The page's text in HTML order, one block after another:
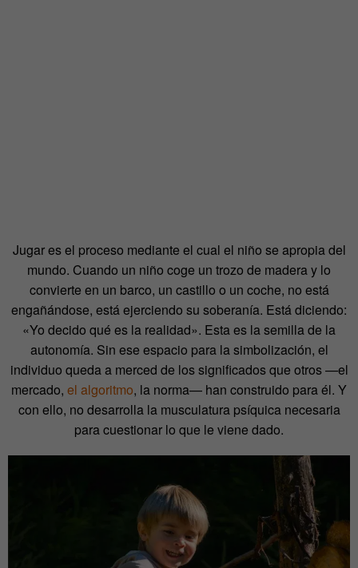
Jugar es el proceso mediante el cual el niño se apropia del
mundo. Cuando un niño coge un trozo de madera y lo
convierte en un barco, un castillo o un coche, no está
engañándose, está ejerciendo su soberanía. Está diciendo:
«Yo decido qué es la realidad». Esta es la semilla de la
autonomía. Sin ese espacio para la simbolización, el
individuo queda a merced de los significados que otros —el
mercado, el algoritmo, la norma— han construido para él. Y
con ello, no desarrolla la musculatura psíquica necesaria
para cuestionar lo que le viene dado.